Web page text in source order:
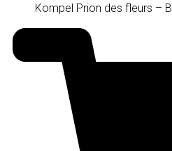
Kompel Prion des fleurs –